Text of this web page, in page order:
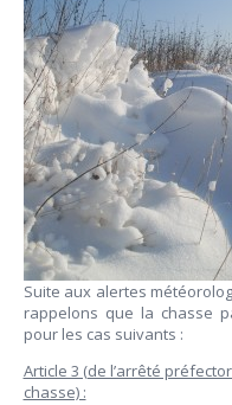
Suite aux alertes
rappelons que la chasse
pour les cas suivants :
Article 3 (de l’arrêté
chasse) :